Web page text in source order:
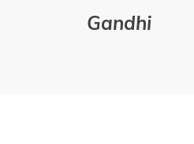
Gandhi